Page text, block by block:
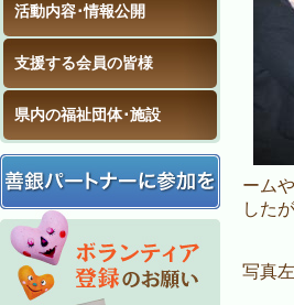
ーム
した
写真
活動内容･情報公開
支援する会員の皆様
県内の福祉団体･施設